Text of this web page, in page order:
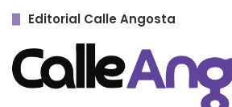
Editorial Calle Angosta